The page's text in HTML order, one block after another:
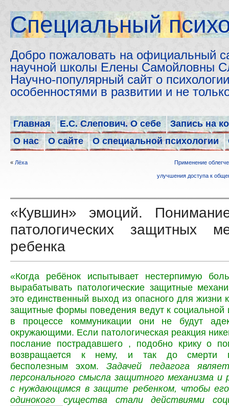
Cпециальный
Добро пожаловать на официальный
научной школы Елены Самойловны
Научно-популярный сайт о
особенностями в развитии и не
Главная Е.С. Слепович. О себе
Запись на
О нас
О сайте О специальной психологии
« Лёха Применение
улучшения доступа к
«Кувшин» эмоций.
патологических защитных
ребенка
«Когда ребёнок испытывает нестерпимую
вырабатывать патологические защитные
это единственный выход из опасного для жизни
защитные формы поведения ведут к социальной
в процессе коммуникации они не будут
окружающими. Если патологическая реакция
послание пострадавшего , подобно крику о
возвращается к нему, и так до смерти
бесполезным эхом.Задачей педагога
персонального смысла защитного механизма и
с нуждающимся в защите ребенком, чтобы
одинокого существа стали действиями